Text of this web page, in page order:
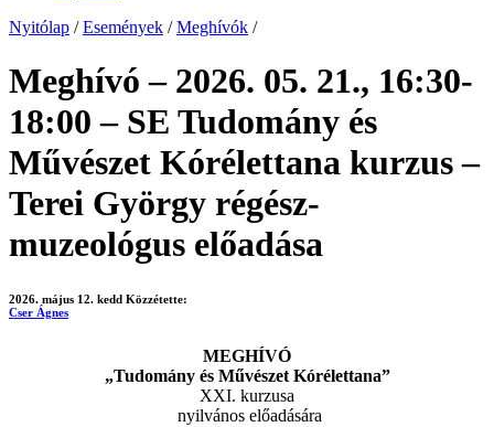
Nyitólap / Események / Meghívók /
Meghívó – 2026. 05. 21., 16:30-
18:00 – SE Tudomány és
Művészet Kórélettana kurzus –
Terei György régész-
muzeológus előadása
2026. május 12. kedd Közzétette:
Cser Ágnes
MEGHÍVÓ
„Tudomány és Művészet Kórélettana”
XXI. kurzusa
nyilvános előadására